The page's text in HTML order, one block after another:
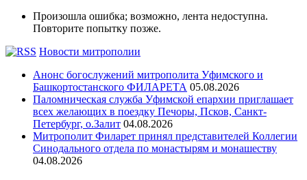
Произошла ошибка; возможно, лента недоступна.
Повторите попытку позже.
Новости митрополии
Анонс богослужений митрополита Уфимского и
Башкортостанского ФИЛАРЕТА 05.08.2026
Паломническая служба Уфимской епархии приглашает
всех желающих в поездку Печоры, Псков, Санкт-
Петербург, о.Залит 04.08.2026
Митрополит Филарет принял представителей Коллегии
Синодального отдела по монастырям и монашеству
04.08.2026